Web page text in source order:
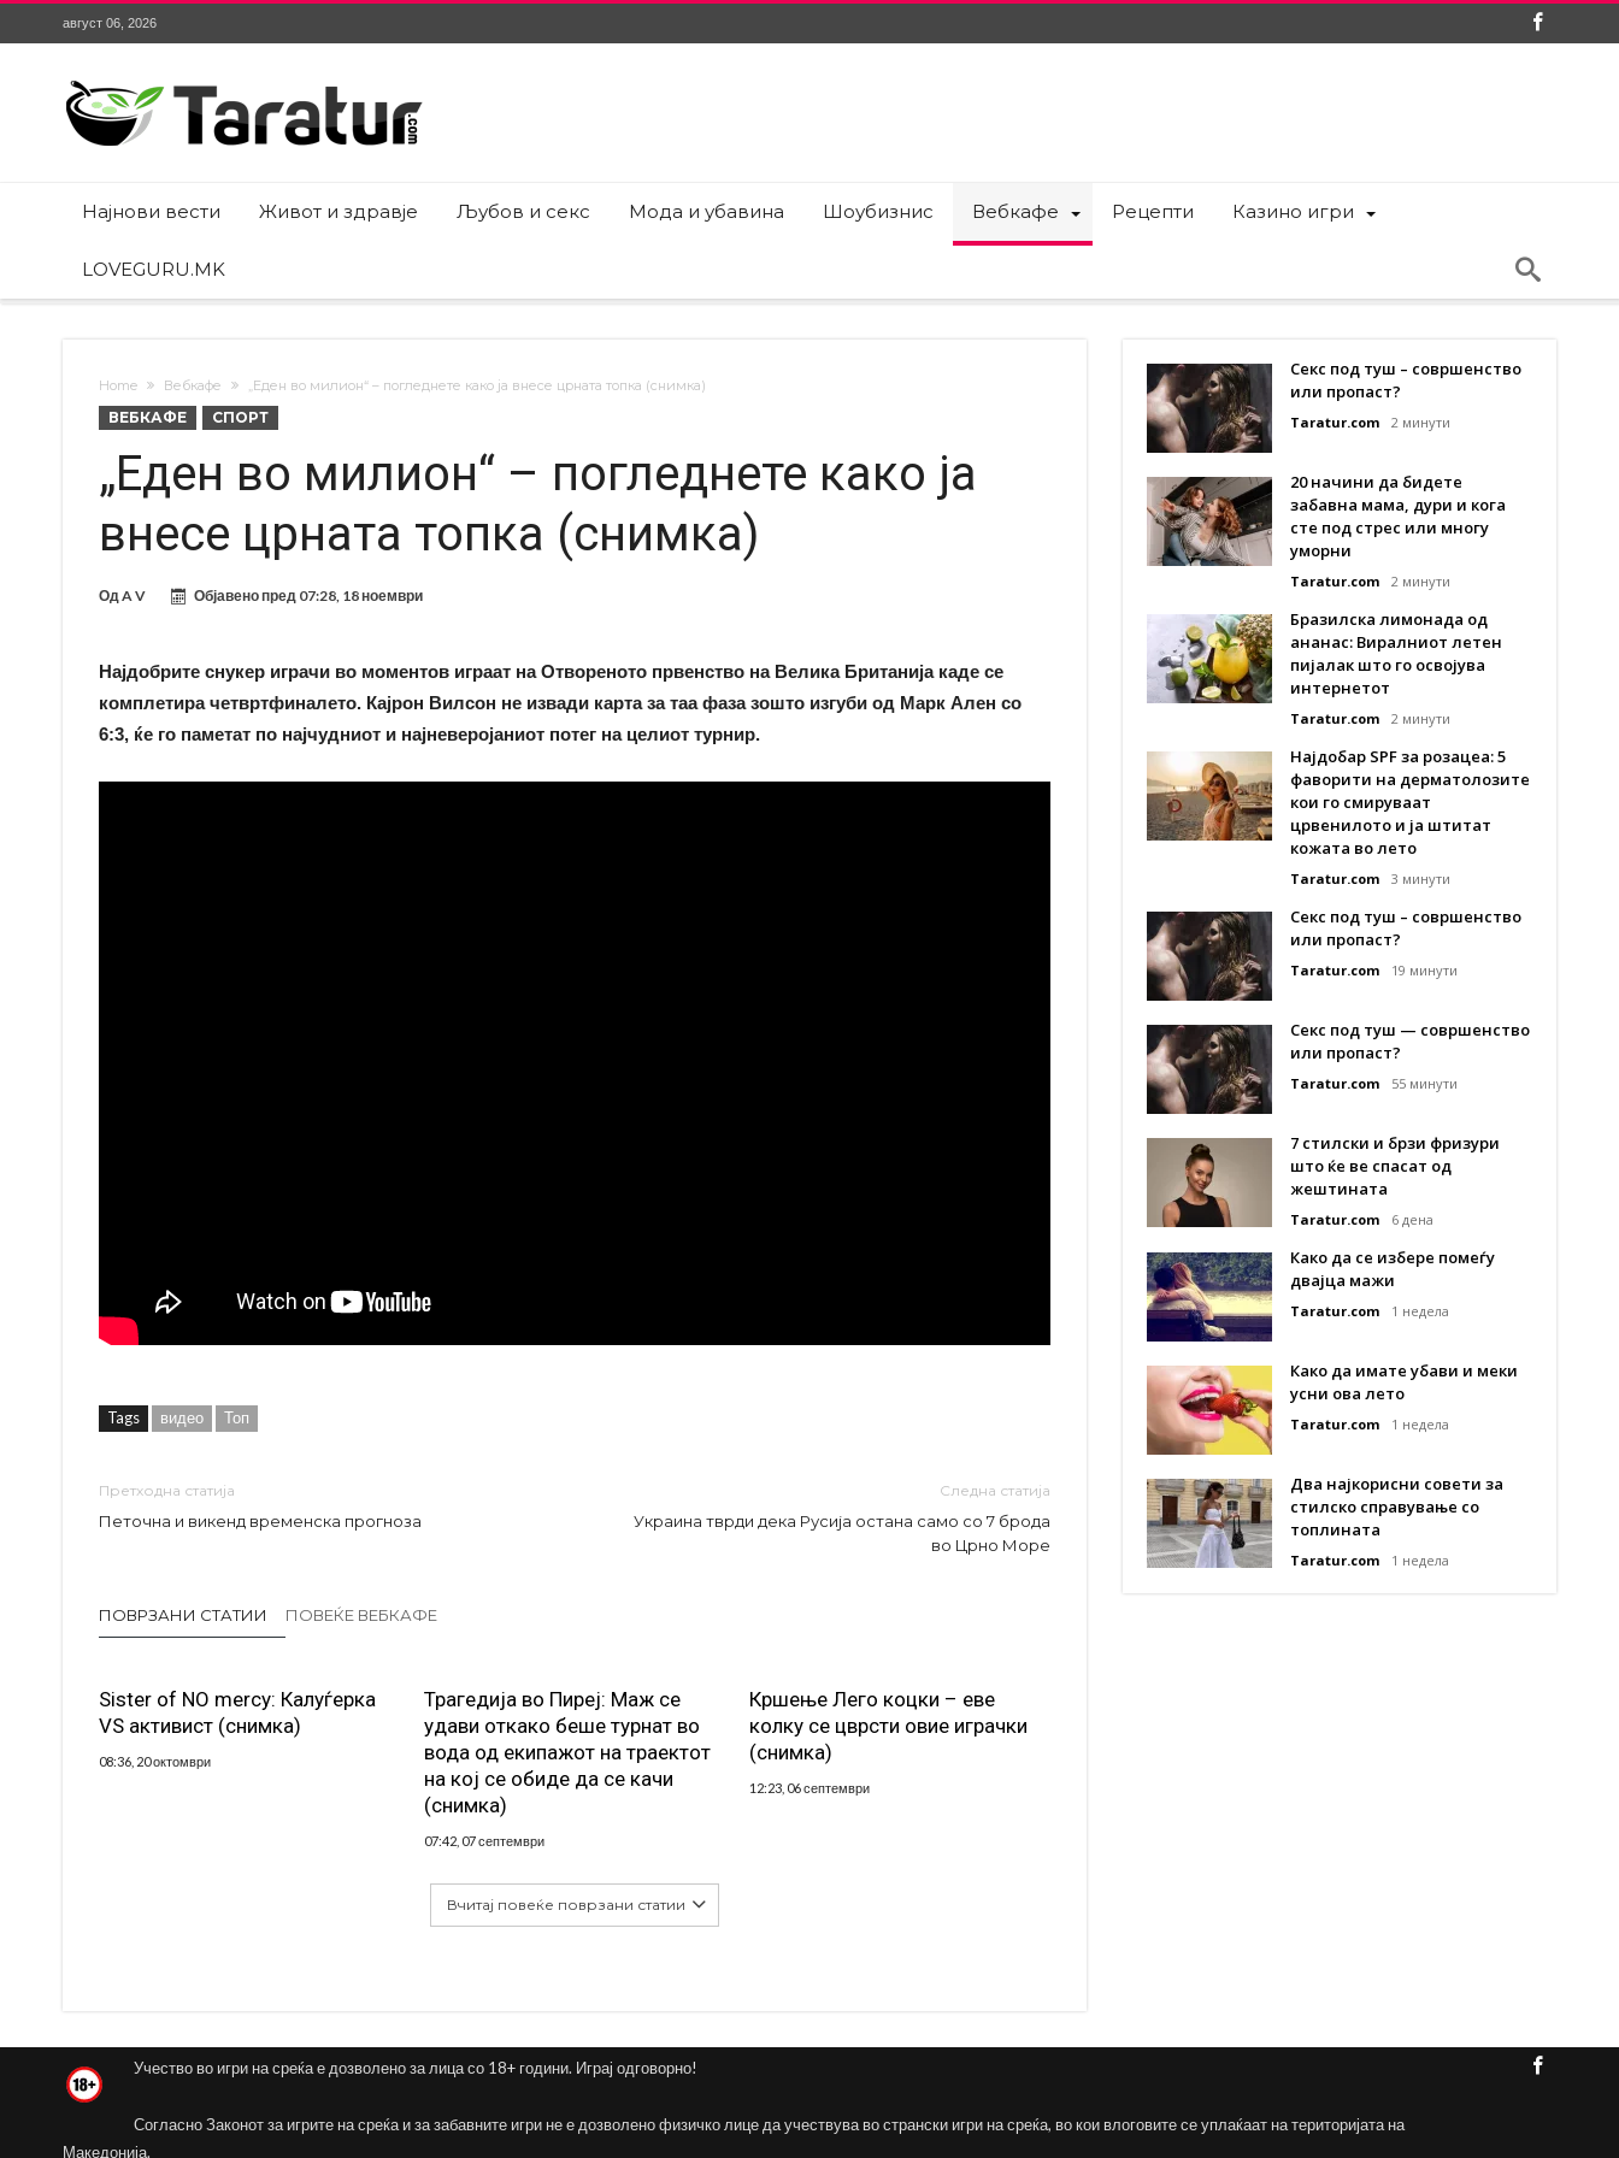
август 06, 2026
Најнови вести Живот и здравје Љубов и секс Мода и убавина Шоубизнис Вебкафе Рецепти Казино игри
LOVEGURU.MK
Home Вебкафе „Еден во милион“ – погледнете како ја внесе црната топка (снимка)
ВЕБКАФЕ СПОРТ
„Еден во милион“ – погледнете како ја
внесе црната топка (снимка)
ОдA V Објавено пред 07:28, 18 ноември
Најдобрите снукер играчи во моментов играат на Отвореното првенство на Велика Британија каде се
комплетира четвртфиналето. Кајрон Вилсон не извади карта за таа фаза зошто изгуби од Марк Ален со
6:3, ќе го паметат по најчудниот и најневеројаниот потег на целиот турнир.
Tags видео Топ
Претходна статија
Петочна и викенд временска прогноза
Следна статија
Украина тврди дека Русија остана само со 7 брода
во Црно Море
ПОВРЗАНИ СТАТИИ ПОВЕЌЕ ВЕБКАФЕ
Sister of NO mercy: Калуѓерка
VS активист (снимка)
08:36, 20 октомври
Трагедија во Пиреј: Маж се
удави откако беше турнат во
вода од екипажот на траектот
на кој се обиде да се качи
(снимка)
07:42, 07 септември
Кршење Лего коцки – еве
колку се цврсти овие играчки
(снимка)
12:23, 06 септември
Вчитај повеќе поврзани статии
Секс под туш – совршенство
или пропаст?
Taratur.com 2 минути
20 начини да бидете
забавна мама, дури и кога
сте под стрес или многу
уморни
Taratur.com 2 минути
Бразилска лимонада од
ананас: Виралниот летен
пијалак што го освојува
интернетот
Taratur.com 2 минути
Најдобар SPF за розацеа: 5
фаворити на дерматолозите
кои го смируваат
црвенилото и ја штитат
кожата во лето
Taratur.com 3 минути
Секс под туш – совршенство
или пропаст?
Taratur.com 19 минути
Секс под туш — совршенство
или пропаст?
Taratur.com 55 минути
7 стилски и брзи фризури
што ќе ве спасат од
жештината
Taratur.com 6 дена
Како да се избере помеѓу
двајца мажи
Taratur.com 1 недела
Како да имате убави и меки
усни ова лето
Taratur.com 1 недела
Два најкорисни совети за
стилско справување со
топлината
Taratur.com 1 недела
Учество во игри на среќа е дозволено за лица со 18+ години. Играј одговорно!
Согласно Законот за игрите на среќа и за забавните игри не е дозволено физичко лице да учествува во странски игри на среќа, во кои влоговите се уплаќаат на територијата на
Македонија.